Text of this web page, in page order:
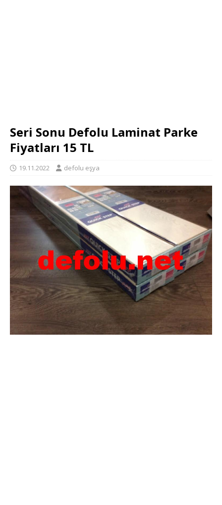
Seri Sonu Defolu Laminat Parke
Fiyatları 15 TL
19.11.2022 defolu eşya